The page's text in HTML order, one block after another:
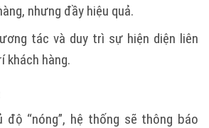
nhưng đầy hiệu quả.
tác và duy trì sự hiện diện liên
hàng.
độ “nóng”, hệ thống sẽ thông báo